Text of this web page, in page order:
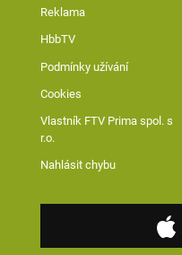
Reklama
HbbTV
Podmínky užívání
Cookies
Vlastník FTV Prima spol. s
r.o.
Nahlásit chybu